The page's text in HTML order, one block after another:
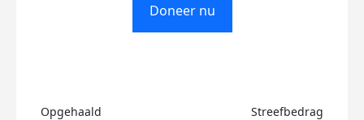
Doneer nu
Opgehaald Streefbedrag